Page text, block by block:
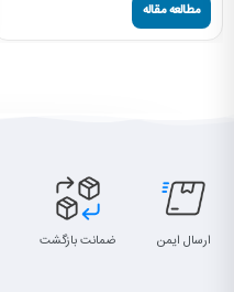
مطالعه مقاله
ارسال ایمن ضمانت بازگشت